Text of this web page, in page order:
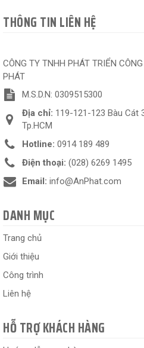
THÔNG TIN LIÊN HỆ
CÔNG TY TNHH PHÁT TRIỂN
PHÁT
M.S.D.N: 0309515300
Địa chỉ: 119-121-123 Bàu Cát
Tp.HCM
Hotline: 0914 189 489
Điện thoại: (028) 6269 1495
Email: info@AnPhat.com
DANH MỤC
Trang chủ
Giới thiệu
Công trình
Liên hệ
HỖ TRỢ KHÁCH HÀNG